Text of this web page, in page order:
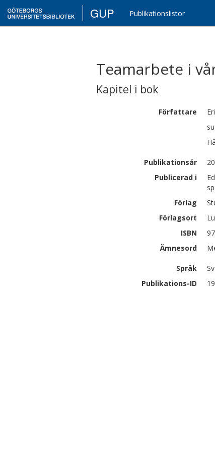
GUP Publikationslistor
Teamarbete i
Kapitel i bok
Författare
Publikationsår
Publicerad i
Förlag
Förlagsort
ISBN
Ämnesord
Språk
Publikations-ID